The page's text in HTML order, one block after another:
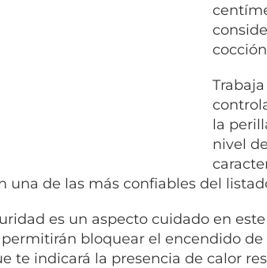
la
nivel
una de las más confiables del
es un aspecto cuidado en
bloquear el encendido
te indicará la presencia de calor